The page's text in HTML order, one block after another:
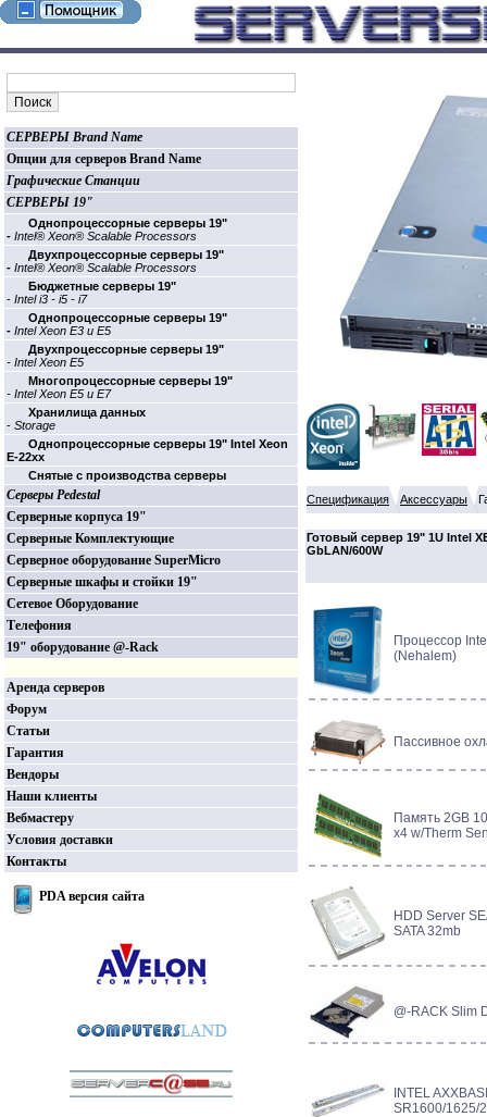
СЕРВЕРЫ Brand Name
Опции для серверов Brand Name
Графические Станции
СЕРВЕРЫ 19"
Однопроцессорные cерверы 19"
- Intel® Xeon® Scalable Processors
Двухпроцессорные cерверы 19"
- Intel® Xeon® Scalable Processors
Бюджетные cерверы 19"
- Intel i3 - i5 - i7
Однопроцессорные cерверы 19"
- Intel Xeon E3 и E5
Двухпроцессорные cерверы 19"
- Intel Xeon E5
Многопроцессорные cерверы 19"
- Intel Xeon E5 и E7
Хранилища данных
- Storage
Однопроцессорные cерверы 19" Intel Xeon
E-22xx
Cнятые с производства серверы
Серверы Pedestal
Серверные корпуса 19"
Серверные Комплектующие
Серверное оборудование SuperMicro
Серверные шкафы и стойки 19"
Сетевое Оборудование
Телефония
19" оборудование @-Rack
Аренда серверов
Форум
Статьи
Гарантия
Вендоры
Наши клиенты
Вебмастеру
Условия доставки
Контакты
PDA версия сайта
Спецификация Аксессуары
Готовый сервер 19" 1U Intel
GbLAN/600W
Процессор
(Nehalem)
Пассивное
Память 2GB
x4 w/Therm
HDD Server
SATA 32mb
@-RACK Slim
INTEL
SR1600/1625/